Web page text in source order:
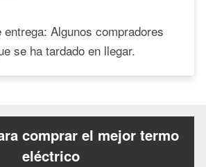
Algunos compradores
se ha tardado en llegar.
comprar el mejor termo
eléctrico